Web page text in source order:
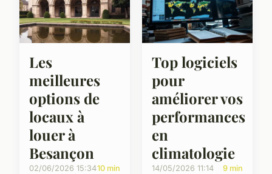
Les
meilleures
options de
locaux à
louer à
Besançon
02/06/2026 15:3410 min
Top logiciels
pour
améliorer vos
performances
en
climatologie
14/05/2026 11:14 9 min